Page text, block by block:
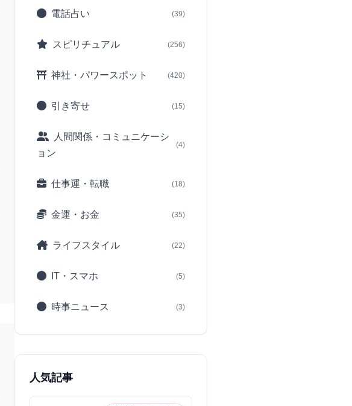
電話占い (39)
スピリチュアル (256)
神社・パワースポット (420)
引き寄せ (15)
人間関係・コミュニケーシ
ョン
(4)
仕事運・転職 (18)
金運・お金 (35)
ライフスタイル (22)
IT・スマホ (5)
時事ニュース (3)
人気記事